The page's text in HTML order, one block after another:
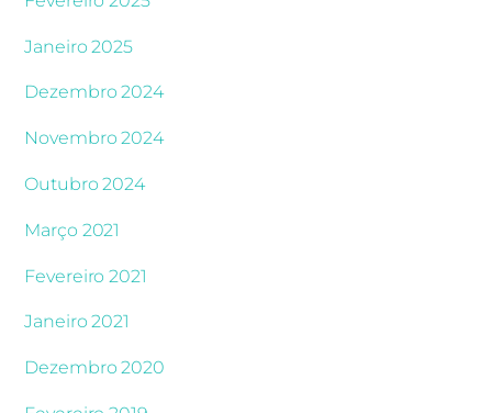
Janeiro 2025
Dezembro 2024
Novembro 2024
Outubro 2024
Março 2021
Fevereiro 2021
Janeiro 2021
Dezembro 2020